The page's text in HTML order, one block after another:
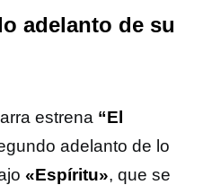
adelanto de su
estrena “El
adelanto de lo
«Espíritu», que se